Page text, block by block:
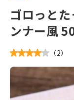
ゴロっと
ンナー風
（2）